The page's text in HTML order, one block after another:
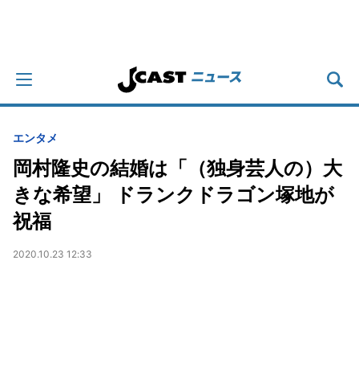
エンタメ
岡村隆史の結婚は「（独身芸人の）大
きな希望」 ドランクドラゴン塚地が
祝福
2020.10.23 12:33